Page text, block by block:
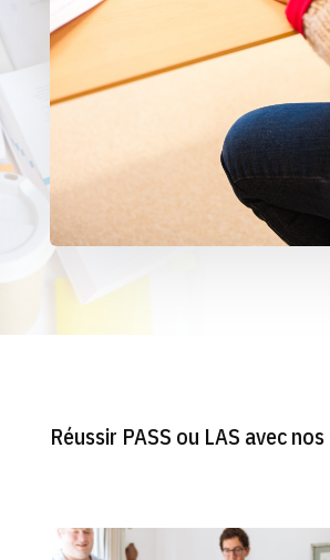
Réussir PASS ou LAS avec